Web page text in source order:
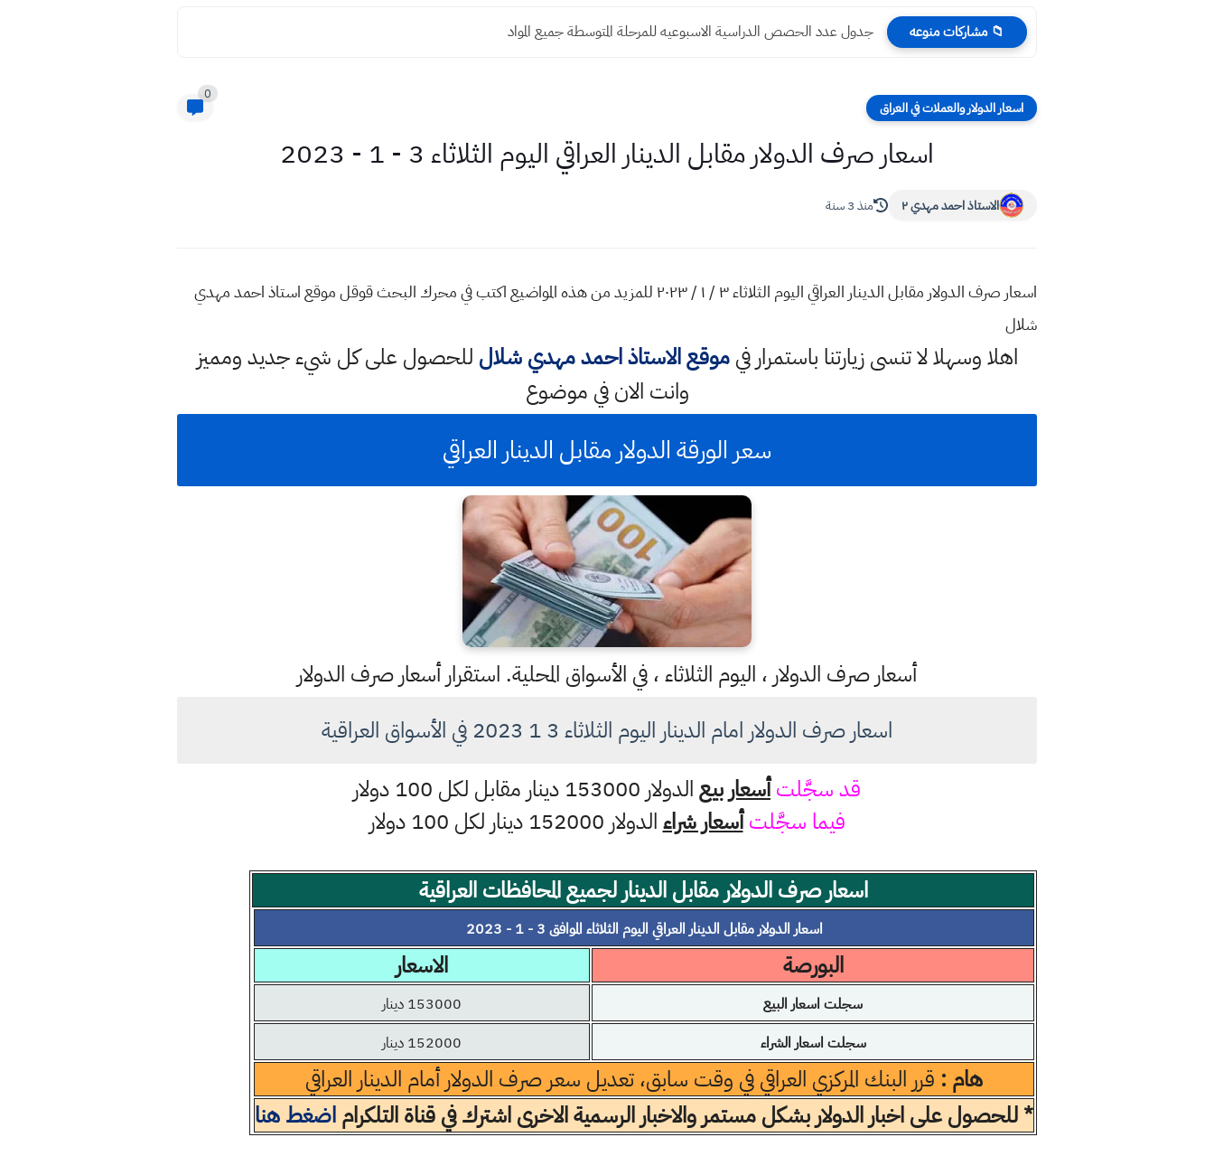
📁 مشاركات منوعه جدول عدد الحصص الدراسية الاسبوعيه للمرحلة المتوسطة جميع المواد
اسعار الدولار والعملات في العراق
0
اسعار صرف الدولار مقابل الدينار العراقي اليوم الثلاثاء 3 - 1 - 2023
الاستاذ احمد مهدي ٢ منذ 3 سنة
اسعار صرف الدولار مقابل الدينار العراقي اليوم الثلاثاء ٣ / ١ / ٢٠٢٣ للمزيد من هذه المواضيع اكتب في محرك البحث قوقل موقع استاذ احمد مهدي
شلال
اهلا وسهلالا تنسى زيارتنا باستمرار فيموقع الاستاذ احمد مهدي شلال للحصول على كل شيء جديد ومميز
وانت الان في موضوع
سعر الورقة الدولار مقابل الدينار العراقي
أسعار صرف الدولار ، اليوم الثلاثاء ، في الأسواق المحلية. استقرار أسعار صرف الدولار
اسعار صرف الدولار امام الدينار اليوم الثلاثاء 3 1 2023 في الأسواق العراقية
قد سجَّلتأسعار بيعالدولار 153000 دينار مقابل لكل 100 دولار
فيما سجَّلت أسعار شراءالدولار 152000 دينار لكل 100 دولار
اسعار صرف الدولار مقابل الدينار لجميع المحافظات العراقية
اسعار الدولار مقابل الدينار العراقي اليوم الثلاثاء الموافق 3 - 1 - 2023
البورصة الاسعار
سجلت اسعار البيع
153000 دينار
سجلت اسعار الشراء
152000 دينار
هام : قرر البنك المركزي العراقي في وقت سابق، تعديل سعر صرف الدولار أمام الدينار العراقي
* للحصول على اخبار الدولار بشكل مستمر والاخبار الرسمية الاخرى اشترك في قناة التلكراماضغط هنا